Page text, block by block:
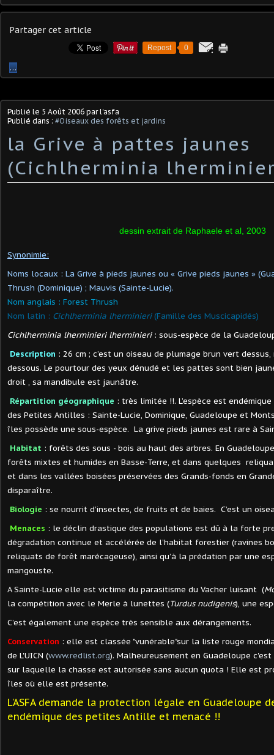
Partager cet article
Repost 0
…
Publié le 5 Août 2006 par l'asfa
Publié dans : #Oiseaux des forêts et jardins
la Grive à pattes jaunes
(Cichlherminia
dessin extrait de Raphaele et al, 2003
Synonimie:
Noms locaux : La Grive à pieds jaunes ou « Grive pieds jaunes »
Thrush (Dominique) ; Mauvis (Sainte-Lucie).
Nom anglais : Forest Thrush
Nom latin : Cichlherminia lherminieri(Famille des Muscicapidés)
Cichlherminia lherminieri lherminieri: sous-espèce de la
Description : 26 cm ; c’est un oiseau de plumage brun vert
dessous. Le pourtour des yeux dénudé et les pattes sont bien
droit , sa mandibule est jaunâtre.
Répartition géographique : très limitée !!. L’espèce est
des Petites Antilles : Sainte-Lucie, Dominique, Guadeloupe et
îles possède une sous-espèce. La grive pieds jaunes est rare à
Habitat : forêts des sous - bois au haut des arbres. En
forêts mixtes et humides en Basse-Terre, et dans quelques
et dans les vallées boisées préservées des Grands-fonds en
disparaître.
Biologie : se nourrit d’insectes, de fruits et de baies. C’est un
Menaces : le déclin drastique des populations est dû à la forte
dégradation continue et accélérée de l’habitat forestier (ravines
reliquats de forêt marécageuse), ainsi qu’à la prédation par une
mangouste.
A Sainte-Lucie elle est victime du parasitisme du Vacher luisant (
la compétition avec le Merle à lunettes (Turdus nudigenis), une
C’est également une espèce très sensible aux dérangements.
Conservation : elle est classée "vunérable"sur la liste rouge
de L'UICN (www.redlist.org). Malheureusement en Guadeloupe
sur laquelle la chasse est autorisée sans aucun quota ! Elle est
îles où elle est présente.
L'ASFA demande la protection légale en Guadeloupe
endémique des petites Antille et menacé !!